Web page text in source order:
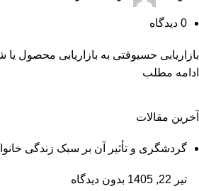
0 دیدگاه
بازاريابی حسیوقتی به بازاريابی
ادامه مطلب
آخرین مقالات
گردشگری و تأثیر آن بر سبک زندگی
تیر 22, 1405 بدون دیدگاه